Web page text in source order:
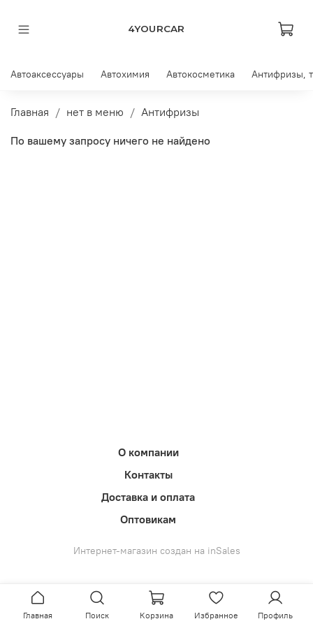
4YOURCAR
Автоаксессуары Автохимия Автокосметика Антифризы,
Главная нет в меню Антифризы
По вашему запросу ничего не найдено
О компании
Контакты
Доставка и оплата
Оптовикам
Интернет-магазин создан на inSales
Главная Поиск Корзина Избранное Профиль